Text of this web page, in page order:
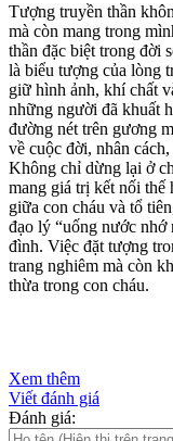
Tượng truyền thần
mà còn mang trong
thần đặc biệt trong đời
là biểu tượng của lòng
giữ hình ảnh, khí chất
những người đã khuất
đường nét trên gương
về cuộc đời, nhân
Không chỉ dừng lại ở
mang giá trị kết nối
giữa con cháu và tổ
đạo lý “uống nước nhớ
đình. Việc đặt tượng
trang nghiêm mà còn
thừa trong con cháu.
Xem thêm
Viết đánh giá
Đánh giá: